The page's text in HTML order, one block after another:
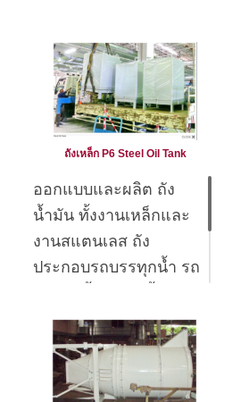
สี, ถังผสมกาว, ถังเก็บ
สารเคมี, งานติดตั้ง
เครื่องจักร, รับออกแบบ
และสร้าง ถังแสตนเลส,
Reactor tank , Mixing
Piping work,
ถังเหล็ก P6 Steel Oil Tank
ออกแบบและผลิต ถัง
น้ำมัน ทั้งงานเหล็กและ
งานสแตนเลส ถัง
ประกอบรถบรรทุกน้ำ รถ
หุ้มฉนวน หรือเกี่ยวกับ
งานบรรจุของเหลวทุก
ชนิด ทั้งใต้ดินและบนดิน